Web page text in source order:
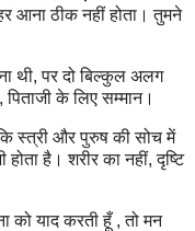
आना ठीक नहीं होता। तुमने
थी, पर दो बिल्कुल अलग
के लिए सम्मान।
स्त्री और पुरुष की सोच में
है। शरीर का नहीं, दृष्टि
याद करती हूँ , तो मन